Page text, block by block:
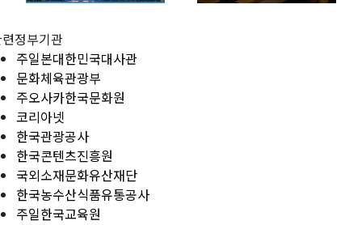
정부기관
주일본대한민국대사관
문화체육관광부
주오사카한국문화원
코리아넷
한국관광공사
한국콘텐츠진흥원
국외소재문화유산재단
한국농수산식품유통공사
주일한국교육원